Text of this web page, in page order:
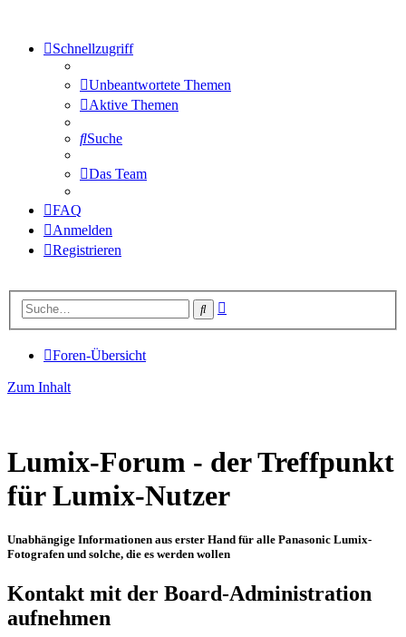
Schnellzugriff
Unbeantwortete Themen
Aktive Themen
Suche
Das Team
FAQ
Anmelden
Registrieren
Suche
Foren-Übersicht
Zum Inhalt
Lumix-Forum - der Treffpunkt
für Lumix-Nutzer
Unabhängige Informationen aus erster Hand für alle Panasonic Lumix-
Fotografen und solche, die es werden wollen
Kontakt mit der Board-Administration
aufnehmen